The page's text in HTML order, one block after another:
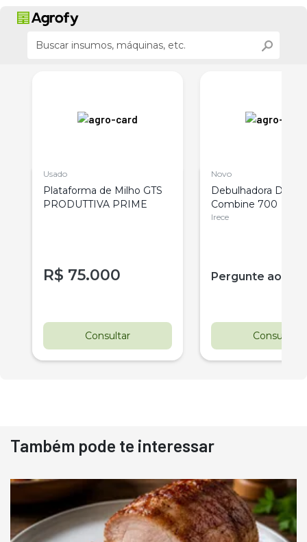
Usado
Plataforma de Milho GTS
PRODUTTIVA PRIME
R$ 75.000
Consultar
Novo
Debulhadora De
Combine 700
Irece
Pergunte ao
Consultar
Também pode te interessar